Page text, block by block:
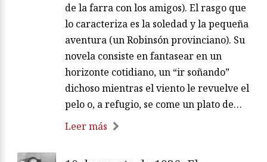
de la farra con los amigos). El rasgo que
lo caracteriza es la soledad y la pequeña
aventura (un Robinsón provinciano). Su
novela consiste en fantasear en un
horizonte cotidiano, un “ir soñando”
dichoso mientras el viento le revuelve el
pelo o, a refugio, se come un plato de…
Leer más